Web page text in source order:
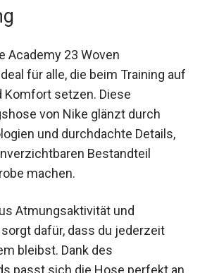
Academy 23 Woven
für alle, die beim Training
Komfort setzen. Diese
von Nike glänzt durch
und durchdachte Details,
Bestandteil
machen.
Atmungsaktivität und
dafür, dass du jederzeit
bleibst. Dank des